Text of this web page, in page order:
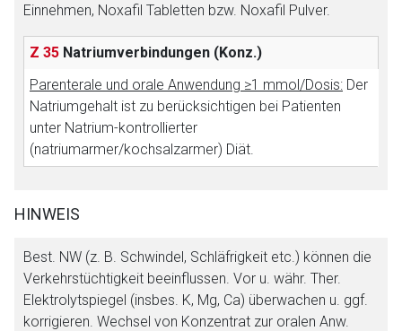
Einnehmen, Noxafil Tabletten bzw. Noxafil Pulver.
Z 35 Natriumverbindungen (Konz.)
Parenterale und orale Anwendung ≥1 mmol/Dosis: Der
Natriumgehalt ist zu berücksichtigen bei Patienten
unter Natrium-kontrollierter
(natriumarmer/kochsalzarmer) Diät.
HINWEIS
Best. NW (z. B. Schwindel, Schläfrigkeit etc.) können die
Verkehrstüchtigkeit beeinflussen. Vor u. währ. Ther.
Elektrolytspiegel (insbes. K, Mg, Ca) überwachen u. ggf.
korrigieren. Wechsel von Konzentrat zur oralen Anw.